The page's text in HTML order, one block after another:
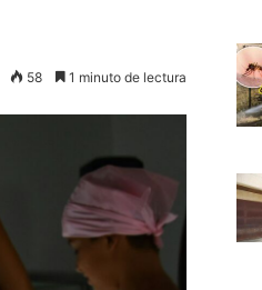
58 1 minuto de lectura